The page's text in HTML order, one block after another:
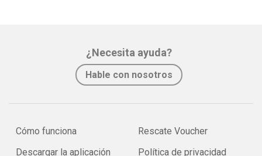
¿Necesita ayuda?
Hable con nosotros
Cómo funciona
Descargar la aplicación
Rescate Voucher
Política de privacidad